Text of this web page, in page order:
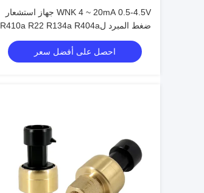
WNK 4 ~ 20mA 0.5-4.5V جهاز استشعار
ضغط المبرد لR410a R22 R134a R404a
احصل على أفضل سعر